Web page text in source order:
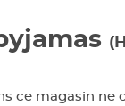
ce magasin ne